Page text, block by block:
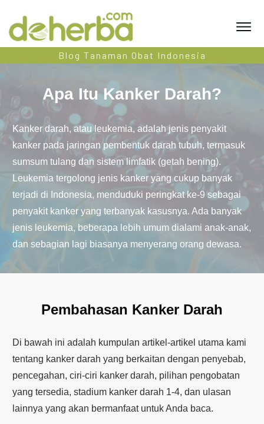
Blog Tanaman Obat Indonesia
Apa Itu Kanker Darah?
Kanker darah, atau leukemia, adalah jenis penyakit
kanker pada jaringan pembentuk darah tubuh, termasuk
sumsum tulang dan sistem limfatik (getah bening).
Leukemia tergolong jenis kanker yang cukup banyak
terjadi di Indonesia, menduduki peringkat ke-9 sebagai
penyakit kanker yang terbanyak kasusnya. Ada banyak
jenis leukemia, beberapa lebih umum dialami anak-anak,
dan sebagian lagi biasanya menyerang orang dewasa.
Pembahasan Kanker Darah
Di bawah ini adalah kumpulan artikel-artikel utama kami
tentang kanker darah yang berkaitan dengan penyebab,
pencegahan, ciri-ciri kanker darah, pilihan pengobatan
yang tersedia, stadium kanker darah 1-4, dan ulasan
lainnya yang akan bermanfaat untuk Anda baca.